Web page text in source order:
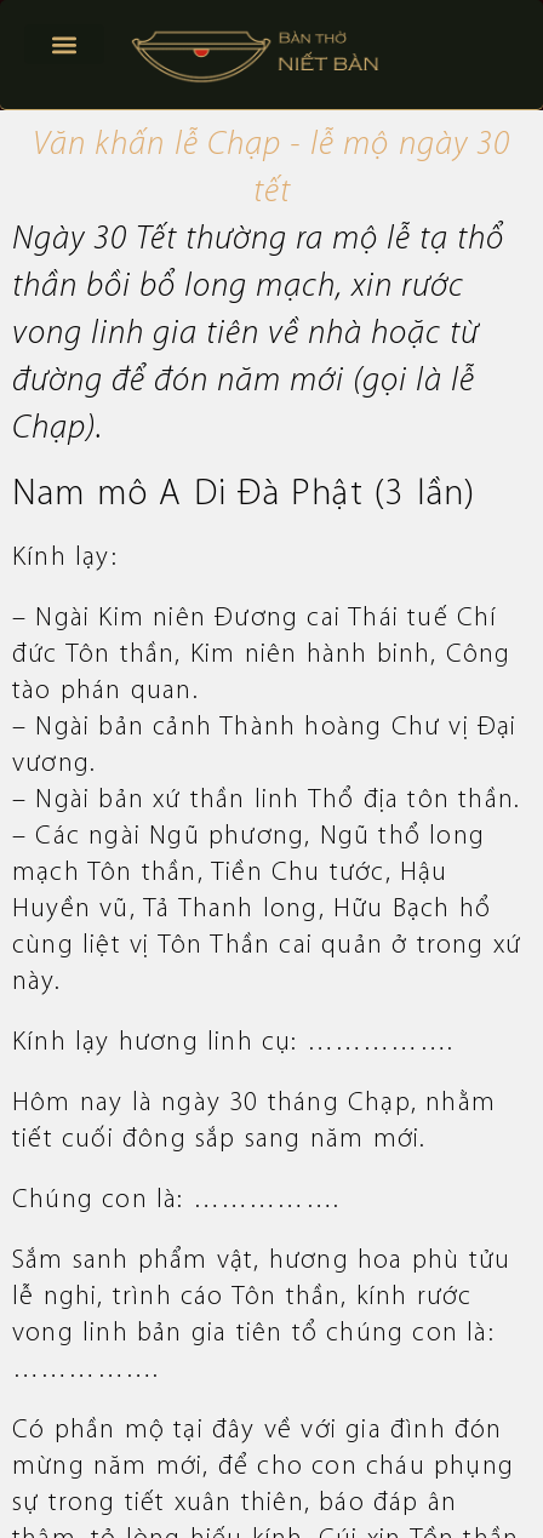
Văn khấn lễ Chạp - lễ mộ ngày 30
tết
Ngày 30 Tết thường ra mộ lễ tạ thổ
thần bồi bổ long mạch, xin rước
vong linh gia tiên về nhà hoặc từ
đường để đón năm mới (gọi là lễ
Chạp).
Nam mô A Di Đà Phật (3 lần)
Kính lạy:
– Ngài Kim niên Đương cai Thái tuế Chí
đức Tôn thần, Kim niên hành binh, Công
tào phán quan.
– Ngài bản cảnh Thành hoàng Chư vị Đại
vương.
– Ngài bản xứ thần linh Thổ địa tôn thần.
– Các ngài Ngũ phương, Ngũ thổ long
mạch Tôn thần, Tiền Chu tước, Hậu
Huyền vũ, Tả Thanh long, Hữu Bạch hổ
cùng liệt vị Tôn Thần cai quản ở trong xứ
này.
Kính lạy hương linh cụ: …………….
Hôm nay là ngày 30 tháng Chạp, nhằm
tiết cuối đông sắp sang năm mới.
Chúng con là: …………….
Sắm sanh phẩm vật, hương hoa phù tửu
lễ nghi, trình cáo Tôn thần, kính rước
vong linh bản gia tiên tổ chúng con là:
…………….
Có phần mộ tại đây về với gia đình đón
mừng năm mới, để cho con cháu phụng
sự trong tiết xuân thiên, báo đáp ân